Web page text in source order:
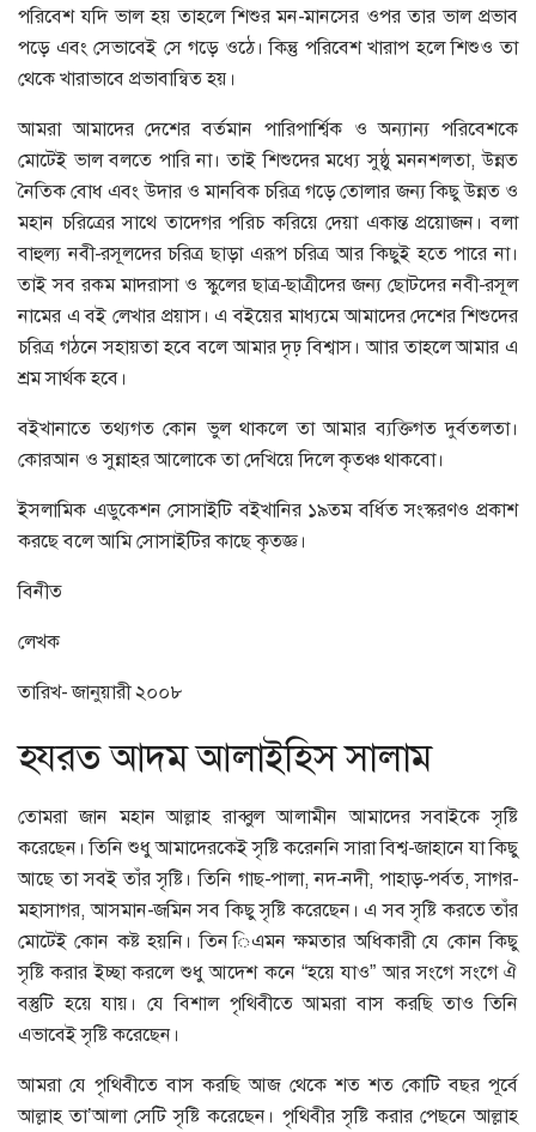
পরিবেশ যদি ভাল হয় তাহলে শিশুর মন-মানসের ওপর তার ভাল প্রভাব
পড়ে এবং সেভাবেই সে গড়ে ওঠে। কিন্তু পরিবেশ খারাপ হলে শিশুও তা
থেকে খারাভাবে প্রভাবান্বিত হয়।
আমরা আমাদের দেশের বর্তমান পারিপার্শ্বিক ও অন্যান্য পরিবেশকে
মোটেই ভাল বলতে পারি না। তাই শিশুদের মধ্যে সুষ্ঠু মননশলতা, উন্নত
নৈতিক বোধ এবং উদার ও মানবিক চরিত্র গড়ে তোলার জন্য কিছু উন্নত ও
মহান চরিত্রের সাথে তাদেগর পরিচ করিয়ে দেয়া একান্ত প্রয়োজন। বলা
বাহুল্য নবী-রসূলদের চরিত্র ছাড়া এরূপ চরিত্র আর কিছুই হতে পারে না।
তাই সব রকম মাদরাসা ও স্কুলের ছাত্র-ছাত্রীদের জন্য ছোটদের নবী-রসূল
নামের এ বই লেখার প্রয়াস। এ বইয়ের মাধ্যমে আমাদের দেশের শিশুদের
চরিত্র গঠনে সহায়তা হবে বলে আমার দৃঢ় বিশ্বাস। আার তাহলে আমার এ
শ্রম সার্থক হবে।
বইখানাতে তথ্যগত কোন ভুল থাকলে তা আমার ব্যক্তিগত দুর্বতলতা।
কোরআন ও সুন্নাহর আলোকে তা দেখিয়ে দিলে কৃতঞ্চ থাকবো।
ইসলামিক এডুকেশন সোসাইটি বইখানির ১৯তম বর্ধিত সংস্করণও প্রকাশ
করছে বলে আমি সোসাইটির কাছে কৃতজ্ঞ।
বিনীত
লেখক
তারিখ- জানুয়ারী ২০০৮
হযরত আদম আলাইহিস সালাম
তোমরা জান মহান আল্লাহ রাব্বুল আলামীন আমাদের সবাইকে সৃষ্টি
করেছেন। তিনি শুধু আমাদেরকেই সৃষ্টি করেননি সারা বিশ্ব-জাহানে যা কিছু
আছে তা সবই তাঁর সৃষ্টি। তিনি গাছ-পালা, নদ-নদী, পাহাড়-পর্বত, সাগর-
মহাসাগর, আসমান-জমিন সব কিছু সৃষ্টি করেছেন। এ সব সৃষ্টি করতে তাঁর
মোটেই কোন কষ্ট হয়নি। তিন িএমন ক্ষমতার অধিকারী যে কোন কিছু
সৃষ্টি করার ইচ্ছা করলে শুধু আদেশ কনে “হয়ে যাও” আর সংগে সংগে ঐ
বস্তুটি হয়ে যায়। যে বিশাল পৃথিবীতে আমরা বাস করছি তাও তিনি
এভাবেই সৃষ্টি করেছেন।
আমরা যে পৃথিবীতে বাস করছি আজ থেকে শত শত কোটি বছর পূর্বে
আল্লাহ তা’আলা সেটি সৃষ্টি করেছেন। পৃথিবীর সৃষ্টি করার পেছনে আল্লাহ